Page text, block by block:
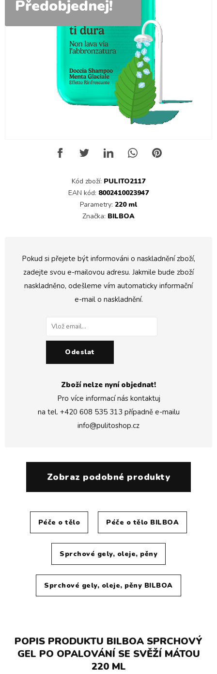
Předobjednej!
Kód zboží: PULITO2117
EAN kód: 8002410023947
Parametry: 220 ml
Značka: BILBOA
Pokud si přejete být informováni o naskladnění zboží,
zadejte svou e-mailovou adresu. Jakmile bude zboží
naskladněno, odešleme vím automaticky informační
e-mail o naskladnění.
Odeslat
Zboží nelze nyní objednat!
Pro více informací nás kontaktuj
na tel. +420 608 535 313 případně e-mailu
info@pulitoshop.cz
Zobraz podobné produkty
Péče o tělo Péče o tělo BILBOA
Sprchové gely, oleje, pěny
Sprchové gely, oleje, pěny BILBOA
POPIS PRODUKTU BILBOA SPRCHOVÝ
GEL PO OPALOVÁNÍ SE SVĚŽÍ MÁTOU
220 ML